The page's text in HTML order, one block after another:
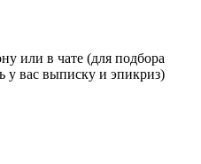
или в чате (для подбора
у вас выписку и эпикриз)